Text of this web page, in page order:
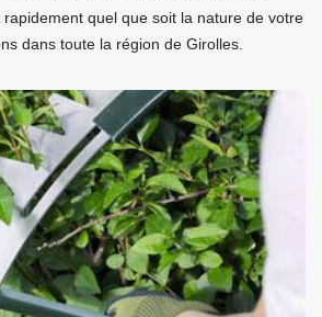
quel que soit la nature de votre
dans toute la région de Girolles.